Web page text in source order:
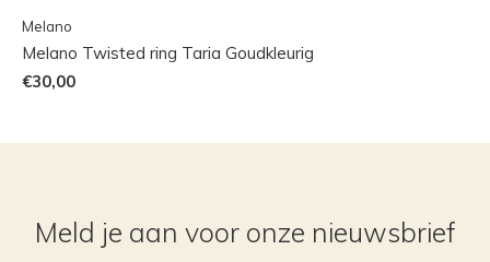
Melano
Melano Twisted ring Taria Goudkleurig
€30,00
Meld je aan voor onze nieuwsbrief